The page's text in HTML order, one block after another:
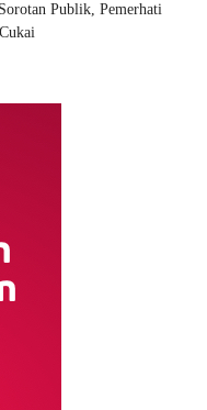
Publik, Pemerhati